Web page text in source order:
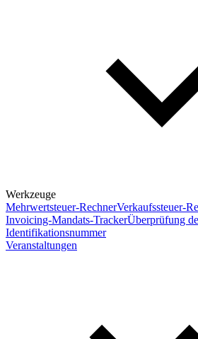
Werkzeuge
Mehrwertsteuer-RechnerVerkaufssteuer-
Invoicing-Mandats-TrackerÜberprüfung
Identifikationsnummer
Veranstaltungen